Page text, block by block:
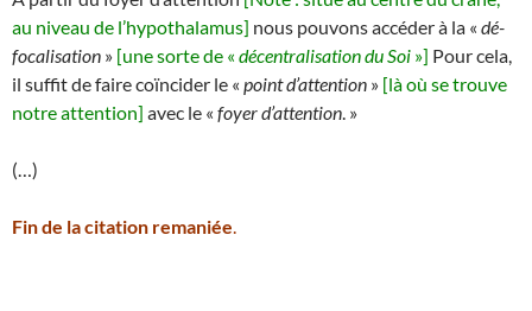
au niveau de l’hypothalamus] nous pouvons accéder à la « dé-
focalisation » [une sorte de « décentralisation du Soi »] Pour cela,
il suffit de faire coïncider le « point d’attention » [là où se trouve
notre attention] avec le « foyer d’attention . »
(…)
Fin de la citation remaniée